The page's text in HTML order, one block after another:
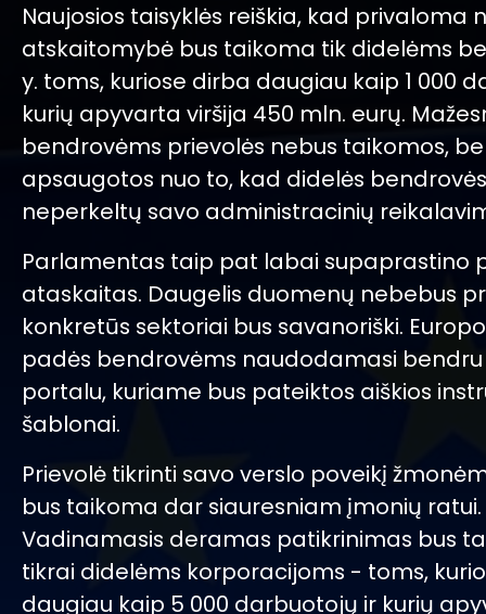
Naujosios taisyklės reiškia, kad privaloma
atskaitomybė bus taikoma tik didelėms
y. toms, kuriose dirba daugiau kaip 1 000
kurių apyvarta viršija 450 mln. eurų.
bendrovėms prievolės nebus taikomos,
apsaugotos nuo to, kad didelės
neperkeltų savo administracinių
Parlamentas taip pat labai supaprastino
ataskaitas. Daugelis duomenų nebebus
konkretūs sektoriai bus savanoriški.
padės bendrovėms naudodamasi
portalu, kuriame bus pateiktos aiškios
šablonai.
Prievolė tikrinti savo verslo poveikį
bus taikoma dar siauresniam įmonių ratui.
Vadinamasis deramas patikrinimas bus
tikrai didelėms korporacijoms - toms,
daugiau kaip 5 000 darbuotojų ir kurių